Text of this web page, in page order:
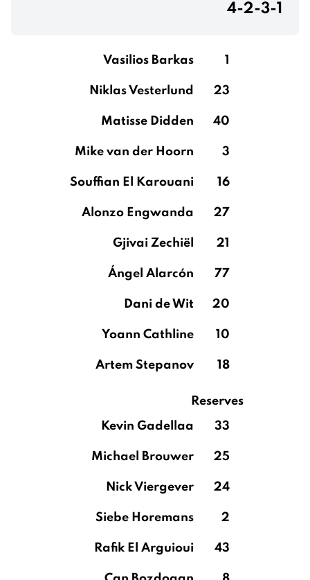
4-2-3-1
Vasilios Barkas 1
Niklas Vesterlund 23
Matisse Didden 40
Mike van der Hoorn 3
Souffian El Karouani 16
Alonzo Engwanda 27
Gjivai Zechiël 21
Ángel Alarcón 77
Dani de Wit 20
Yoann Cathline 10
Artem Stepanov 18
Reserves
Kevin Gadellaa
33
Michael Brouwer 25
Nick Viergever 24
Siebe Horemans 2
Rafik El Arguioui 43